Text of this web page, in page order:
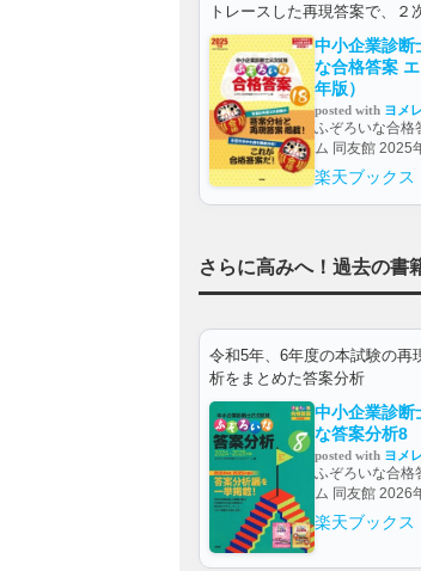
トレースした再現答案で、２
中小企業診断
な合格答案
年版）
posted with ヨメ
ふぞろいな合格
ム 同友館 2025
楽天ブックス
さらに高みへ！過去の書
令和5年、6年度の本試験の再
析をまとめた答案分析
中小企業診断
な答案分析8
posted with ヨメ
ふぞろいな合格
ム 同友館 2026
楽天ブックス